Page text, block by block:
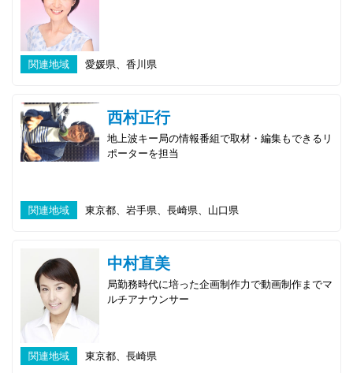
関連地域 愛媛県、香川県
西村正行
地上波キー局の情報番組で取材・編集もできるリ
ポーターを担当
関連地域 東京都、岩手県、長崎県、山口県
中村直美
局勤務時代に培った企画制作力で動画制作までマ
ルチアナウンサー
関連地域 東京都、長崎県